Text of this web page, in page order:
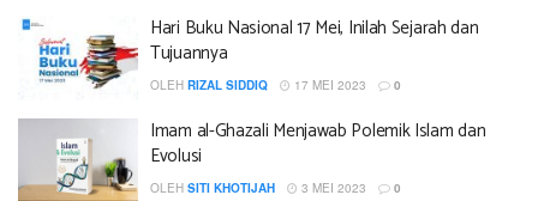
Hari Buku Nasional 17 Mei, Inilah Sejarah dan
Tujuannya
OLEH RIZAL SIDDIQ 17 MEI 2023 0
Imam al-Ghazali Menjawab Polemik Islam dan
Evolusi
OLEH SITI KHOTIJAH 3 MEI 2023 0